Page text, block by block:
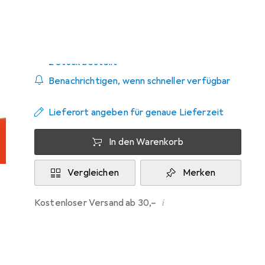
2 Stück bestellt
Benachrichtigen, wenn schneller verfügbar
Lieferort angeben für genaue Lieferzeit
In den Warenkorb
Vergleichen Merken
Kostenloser Versand ab 30,– i